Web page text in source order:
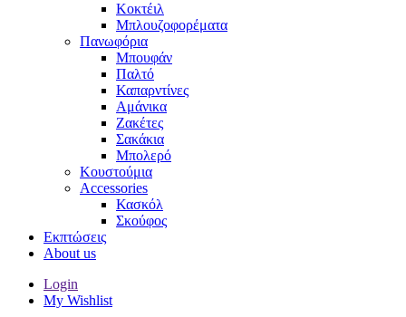
Κοκτέιλ
Μπλουζοφορέματα
Πανωφόρια
Μπουφάν
Παλτό
Καπαρντίνες
Αμάνικα
Ζακέτες
Σακάκια
Μπολερό
Κουστούμια
Accessories
Κασκόλ
Σκούφος
Εκπτώσεις
About us
Login
My Wishlist